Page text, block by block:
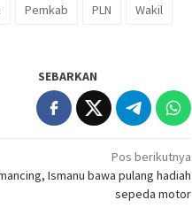
Pemkab PLN
Wakil
SEBARKAN
Pos berikutnya
Ismanu bawa pulang hadiah
sepeda motor